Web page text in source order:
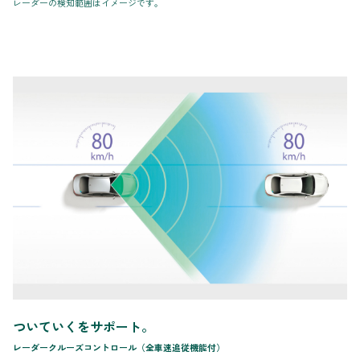
ついていくをサポート。
レーダークルーズコントロール（全車速追従機能付）